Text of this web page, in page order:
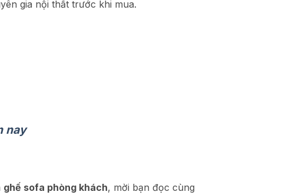
gia nội thất trước khi mua.
nay
ghế sofa phòng khách, mời bạn đọc cùng